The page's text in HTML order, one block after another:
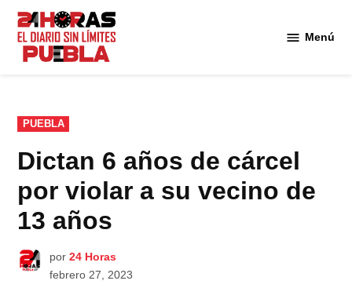
Saltar
contenido
Menú
PUBLICADO
EN
PUEBLA
Dictan 6 años de cárcel
por violar a su vecino de
13 años
por 24 Horas
febrero 27, 2023